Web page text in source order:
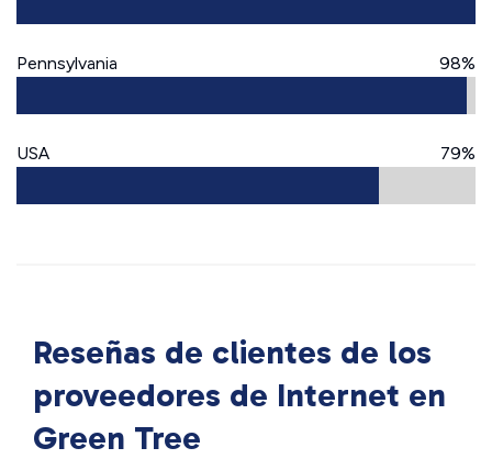
Pennsylvania 98%
USA 79%
Reseñas de clientes de los
proveedores de Internet en
Green Tree